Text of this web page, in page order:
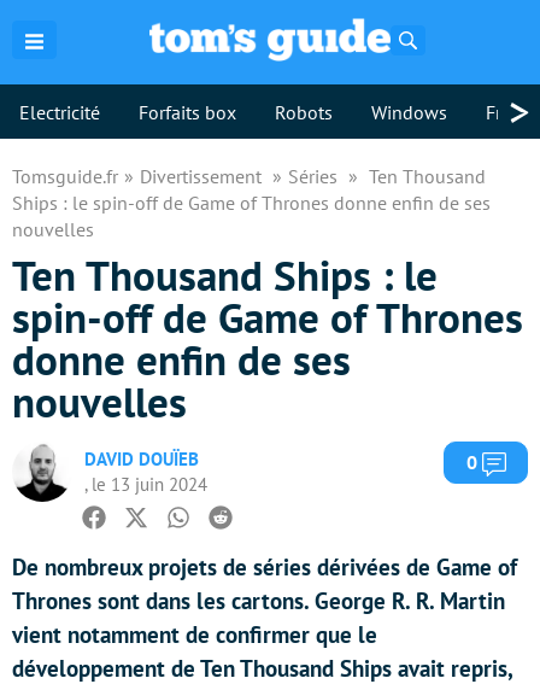
Electricité Forfaits box Robots Windows >
Tomsguide.fr Divertissement Séries
Ten Thousand
Ships : le spin-off de Game of Thrones donne enfin de ses
nouvelles
Ten Thousand Ships : le
spin-off de Game of Thrones
donne enfin de ses
nouvelles
DAVID DOUÏEB
, le 13 juin 2024
0
Facebook
TwitterWhatsapp
Reddit
De nombreux projets de séries dérivées de Game of
Thrones sont dans les cartons. George R. R. Martin
vient notamment de confirmer que le
développement de Ten Thousand Ships avait repris,